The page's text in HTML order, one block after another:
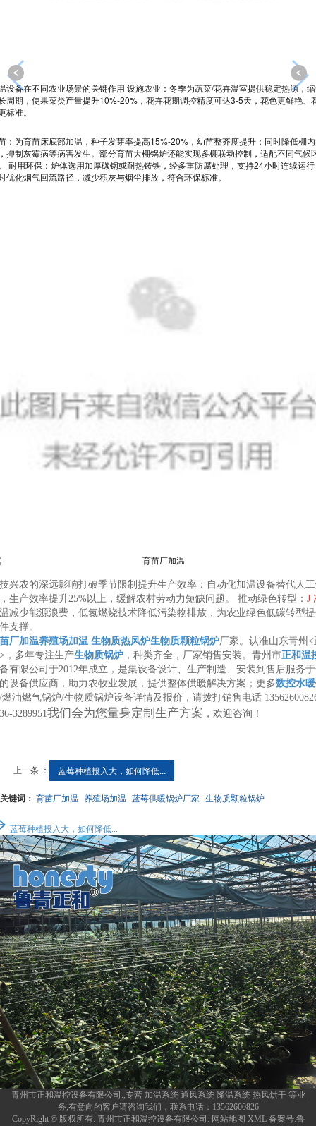
设备在不同农业场景的关键作用 设施农业：冬季为蔬菜/花卉温室提供稳定热源，
周期，使果菜类产量提升10%-20%，花卉花期调控精度可达3-5天，花色更鲜艳、
标准。
：为育苗床底部加温，种子发芽率提高15%-20%，幼苗整齐度提升；同时降低棚
抑制灰霉病等病害发生。 部分育苗大棚锅炉还能实现多棚联动控制，适配不同气候
耐用环保：炉体选用加厚碳钢或耐热铸铁，经多重防腐处理，支持24小时连续运
优化烟气回流路径，减少积灰与烟尘排放，符合环保标准。
兴农的深远影响打破季节限制提升生产效率：自动化加温设备替代人
生产效率提升25%以上，缓解农村劳动力短缺问题。 推动绿色转型： J
减少能源浪费，低氮燃烧技术降低污染物排放，为农业绿色低碳转型
支撑。
厂加温养殖场加温 生物质热风炉生物质颗粒锅炉厂家。认准山东青州<
，多年专注生产生物质锅炉 ，种类齐全，厂家销售安装。青州市正和温
有限公司于2012年成立，是集设备设计、生产制造、安装到售后服务
设备供应商，助力农牧业发展，提供整体供暖解决方案；更多数控水
/燃油燃气锅炉/生物质锅炉设备详情及报价，请拨打销售电话
3289951我们会为您量身定制生产方案 ，欢迎咨询！
上一条 ： 蓝莓种植投入大，如何降低...
关键词： 育苗厂加温 养殖场加温 蓝莓供暖锅炉厂家 生物质颗粒锅炉
蓝莓种植投入大，如何降低...
青州市正和温控设备有限公司.,专营 加温系统 通风系统 降温系统 热风烘干等业
务,有意向的客户请咨询我们，联系电话： 13562600826
CopyRight © 版权所有: 青州市正和温控设备有限公司. 网站地图 XML备案号:鲁